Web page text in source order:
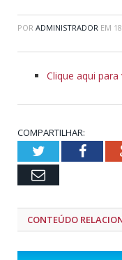
POR ADMINISTRADOR EM
Clique aqui para
COMPARTILHAR:
Twitter
Email
CONTEÚDO